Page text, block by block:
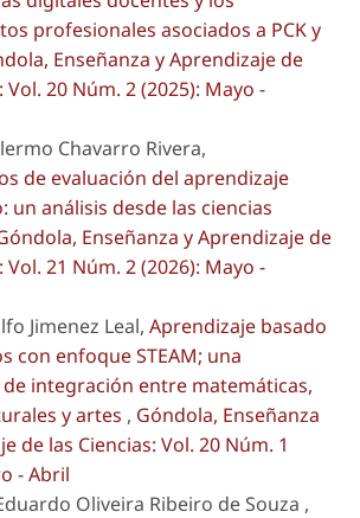
profesionales asociados a PCK y
Enseñanza y Aprendizaje de
Vol. 20 Núm. 2 (2025): Mayo -
Chavarro Rivera,
de evaluación del aprendizaje
un análisis desde las ciencias
Enseñanza y Aprendizaje de
Vol. 21 Núm. 2 (2026): Mayo -
Jimenez Leal, Aprendizaje basado
con enfoque STEAM; una
integración entre matemáticas,
y artes , Góndola, Enseñanza
de las Ciencias: Vol. 20 Núm. 1
- Abril
Oliveira Ribeiro de Souza ,